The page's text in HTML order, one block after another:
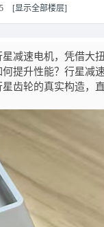
[显示全部楼层]
减速电机，凭借大
提升性能？行星减
齿轮的真实构造，